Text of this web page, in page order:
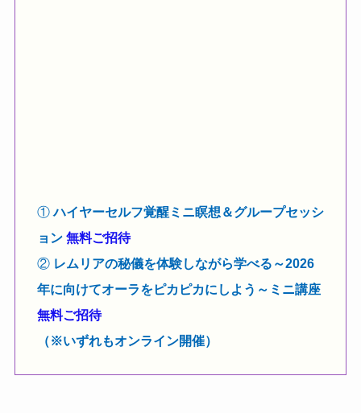
① ハイヤーセルフ覚醒ミニ瞑想＆グループセッシ
ョン 無料ご招待
② レムリアの秘儀を体験しながら学べる～2026
年に向けてオーラをピカピカにしよう～ミニ講座
無料ご招待
（※いずれもオンライン開催）